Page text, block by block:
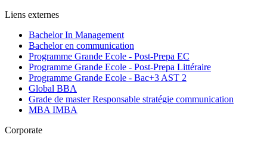
Liens externes
Bachelor In Management
Bachelor en communication
Programme Grande Ecole - Post-Prepa EC
Programme Grande Ecole - Post-Prepa Littéraire
Programme Grande Ecole - Bac+3 AST 2
Global BBA
Grade de master Responsable stratégie communication
MBA IMBA
Corporate